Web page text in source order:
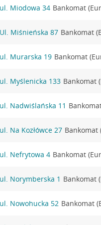
Miodowa 34 Bankomat
Miśnieńska 87 Bankomat
Murarska 19 Bankomat
Myślenicka 133 Bankomat
Nadwiślańska 11
Na Kozłówce 27 Bankomat
Nefrytowa 4 Bankomat
Norymberska 1 Bankomat
Nowohucka 52 Bankomat